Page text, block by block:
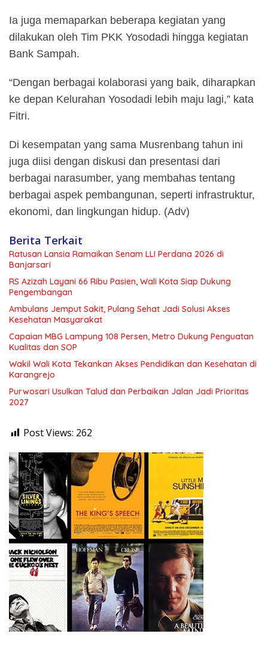
Ia juga memaparkan beberapa kegiatan yang
dilakukan oleh Tim PKK Yosodadi hingga kegiatan
Bank Sampah.
“Dengan berbagai kolaborasi yang baik, diharapkan
ke depan Kelurahan Yosodadi lebih maju lagi,” kata
Fitri.
Di kesempatan yang sama Musrenbang tahun ini
juga diisi dengan diskusi dan presentasi dari
berbagai narasumber, yang membahas tentang
berbagai aspek pembangunan, seperti infrastruktur,
ekonomi, dan lingkungan hidup. (Adv)
Berita Terkait
Ratusan Lansia Ramaikan Senam LLI Perdana 2026 di
Banjarsari
RS Azizah Layani 66 Ribu Pasien, Wali Kota Siap Dukung
Pengembangan
Ambulans Jemput Sakit, Pulang Sehat Jadi Solusi Akses
Kesehatan Masyarakat
Capaian MBG Lampung 108 Persen, Metro Dukung Penguatan
Kualitas dan SOP
Wakil Wali Kota Tekankan Akses Pendidikan dan Kesehatan di
Karangrejo
Purwosari Usulkan Talud dan Perbaikan Jalan Jadi Prioritas
2027
Post Views: 262